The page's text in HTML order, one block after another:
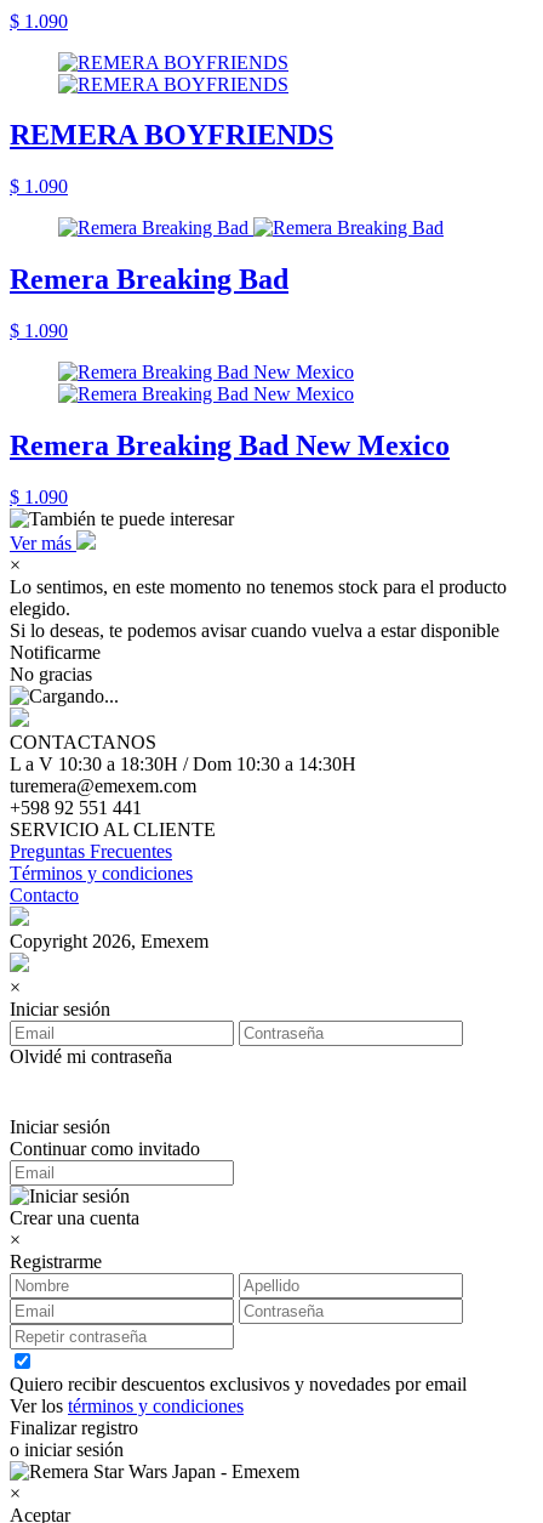
$ 1.090
REMERA BOYFRIENDS
$ 1.090
Remera Breaking Bad
$ 1.090
Remera Breaking Bad New Mexico
$ 1.090
Ver más
×
Lo sentimos, en este momento no tenemos stock para el producto
elegido.
Si lo deseas, te podemos avisar cuando vuelva a estar disponible
Notificarme
No gracias
CONTACTANOS
L a V 10:30 a 18:30H / Dom 10:30 a 14:30H
turemera@emexem.com
+598 92 551 441
SERVICIO AL CLIENTE
Preguntas Frecuentes
Términos y condiciones
Contacto
Copyright 2026, Emexem
×
Iniciar sesión
Olvidé mi contraseña
Iniciar sesión
Continuar como invitado
Crear una cuenta
×
Registrarme
Quiero recibir descuentos exclusivos y novedades por email
Ver los términos y condiciones
Finalizar registro
o iniciar sesión
×
Aceptar